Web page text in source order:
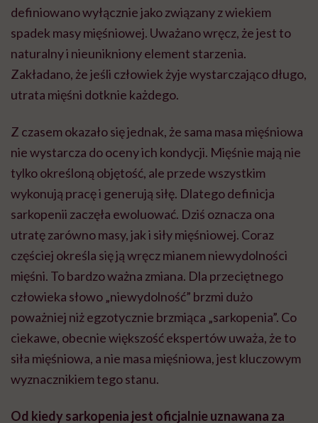
definiowano wyłącznie jako związany z wiekiem
spadek masy mięśniowej. Uważano wręcz, że jest to
naturalny i nieunikniony element starzenia.
Zakładano, że jeśli człowiek żyje wystarczająco długo,
utrata mięśni dotknie każdego.
Z czasem okazało się jednak, że sama masa mięśniowa
nie wystarcza do oceny ich kondycji. Mięśnie mają nie
tylko określoną objętość, ale przede wszystkim
wykonują pracę i generują siłę. Dlatego definicja
sarkopenii zaczęła ewoluować. Dziś oznacza ona
utratę zarówno masy, jak i siły mięśniowej. Coraz
częściej określa się ją wręcz mianem niewydolności
mięśni. To bardzo ważna zmiana. Dla przeciętnego
człowieka słowo „niewydolność” brzmi dużo
poważniej niż egzotycznie brzmiąca „sarkopenia”. Co
ciekawe, obecnie większość ekspertów uważa, że to
siła mięśniowa, a nie masa mięśniowa, jest kluczowym
wyznacznikiem tego stanu.
Od kiedy sarkopenia jest oficjalnie uznawana za